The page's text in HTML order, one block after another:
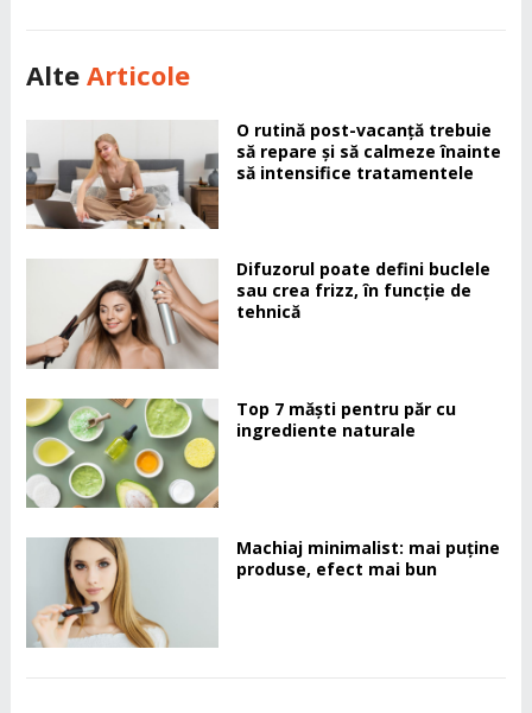
Alte Articole
O rutină post-vacanță trebuie
să repare și să calmeze înainte
să intensifice tratamentele
Difuzorul poate defini buclele
sau crea frizz, în funcție de
tehnică
Top 7 măști pentru păr cu
ingrediente naturale
Machiaj minimalist: mai puține
produse, efect mai bun